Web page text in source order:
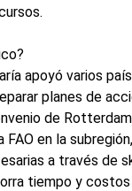
apoyó varios
planes de
de
en la
a través de
tiempo y